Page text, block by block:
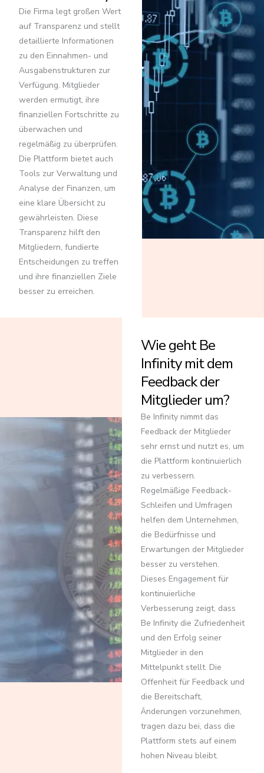
Die Firma legt großen Wert
auf Transparenz und stellt
detaillierte Informationen
zu den Einnahmen- und
Ausgabenstrukturen zur
Verfügung. Mitglieder
werden ermutigt, ihre
finanziellen Fortschritte zu
überwachen und
regelmäßig zu überprüfen.
Die Plattform bietet auch
Tools zur Verwaltung und
Analyse der Finanzen, um
eine klare Übersicht zu
gewährleisten. Diese
Transparenz hilft den
Mitgliedern, fundierte
Entscheidungen zu treffen
und ihre finanziellen Ziele
besser zu erreichen.
Wie geht Be
Infinity mit dem
Feedback der
Mitglieder um?
Be Infinity nimmt das
Feedback der Mitglieder
sehr ernst und nutzt es, um
die Plattform kontinuierlich
zu verbessern.
Regelmäßige Feedback-
Schleifen und Umfragen
helfen dem Unternehmen,
die Bedürfnisse und
Erwartungen der Mitglieder
besser zu verstehen.
Dieses Engagement für
kontinuierliche
Verbesserung zeigt, dass
Be Infinity die Zufriedenheit
und den Erfolg seiner
Mitglieder in den
Mittelpunkt stellt. Die
Offenheit für Feedback und
die Bereitschaft,
Änderungen vorzunehmen,
tragen dazu bei, dass die
Plattform stets auf einem
hohen Niveau bleibt.